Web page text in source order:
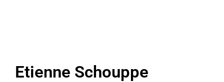
Etienne Schouppe